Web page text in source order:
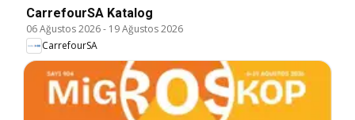
CarrefourSA Katalog
06 Ağustos 2026- 19 Ağustos 2026
CarrefourSA